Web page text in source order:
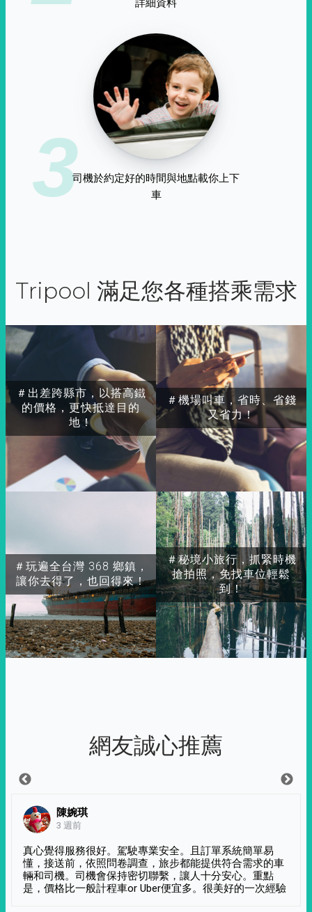
詳細資料
3司機於約定好的時間與地點載你上下
車
Tripool 滿足您各種搭乘需求
＃出差跨縣市，以搭高鐵
的價格，更快抵達目的
地！
＃玩遍全台灣 368 鄉鎮，
讓你去得了，也回得來！
＃秘境小旅行，抓緊時機
搶拍照，免找車位輕鬆
到！
＃機場叫車，省時、省錢
又省力！
網友誠心推薦
陳婉琪
3 週前
真心覺得服務很好。駕駛專業安全。且訂單系統簡單易
懂，接送前，依照問卷調查，旅步都能提供符合需求的車
輛和司機。司機會保持密切聯繫，讓人十分安心。重點
是，價格比一般計程車or Uber便宜多。很美好的一次經驗